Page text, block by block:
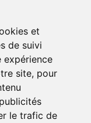
et
de suivi
expérience
site, pour
le trafic de